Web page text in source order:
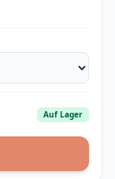
Auf Lager